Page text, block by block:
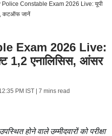
Police Constable Exam 2026 Live: यूपी
कटऑफ जानें
Exam 2026 Live:
1,2 एनालिसिस, आंसर
PM IST| 7 mins read
होने वाले उम्मीदवारों को परीक्षा